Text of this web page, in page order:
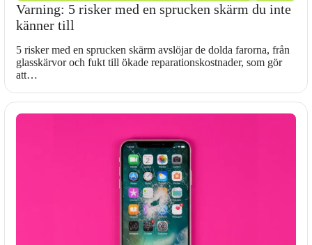
Varning: 5 risker med en sprucken skärm du inte
känner till
5 risker med en sprucken skärm avslöjar de dolda farorna, från
glasskärvor och fukt till ökade reparationskostnader, som gör
att…